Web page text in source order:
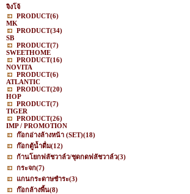
จิงโจ้
PRODUCT(6)
MK
PRODUCT(34)
SB
PRODUCT(7)
SWEETHOME
PRODUCT(16)
NOVITA
PRODUCT(6)
ATLANTIC
PRODUCT(20)
HOP
PRODUCT(7)
TIGER
PRODUCT(26)
IMP / PROMOTION
ก๊อกอ่างล้างหน้า (SET)(18)
ก๊อกตู้น้ำดื่ม(12)
ก้านโยกฟลัชวาล์ว/ชุดกดฟลัชวาล์ว(3)
กระจก(7)
แกนกระดาษชำระ(3)
ก๊อกล้างพื้น(8)